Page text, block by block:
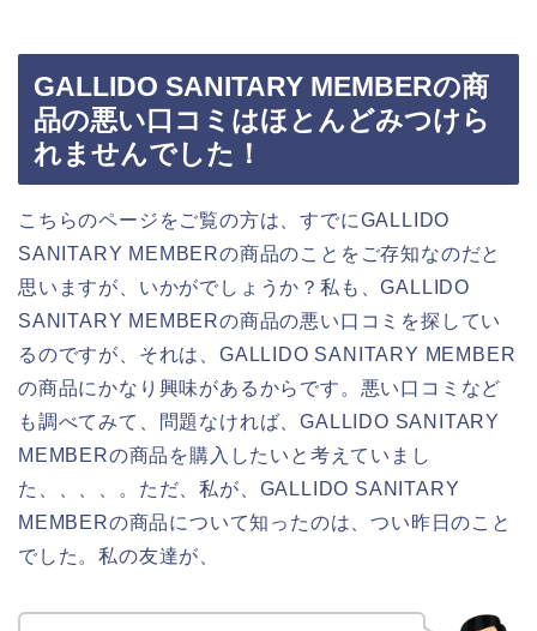
GALLIDO SANITARY MEMBERの商
品の悪い口コミはほとんどみつけら
れませんでした！
こちらのページをご覧の方は、すでにGALLIDO
SANITARY MEMBERの商品のことをご存知なのだと
思いますが、いかがでしょうか？私も、GALLIDO
SANITARY MEMBERの商品の悪い口コミを探してい
るのですが、それは、GALLIDO SANITARY MEMBER
の商品にかなり興味があるからです。悪い口コミなど
も調べてみて、問題なければ、GALLIDO SANITARY
MEMBERの商品を購入したいと考えていまし
た、、、、。ただ、私が、GALLIDO SANITARY
MEMBERの商品について知ったのは、つい昨日のこと
でした。私の友達が、